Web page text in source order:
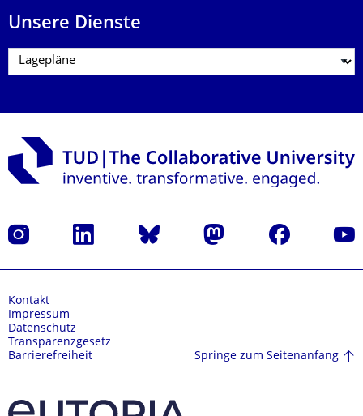
Unsere Dienste
Instagram LinkedIn Bluesky Mastodon Facebook
Kontakt
Impressum
Datenschutz
Transparenzgesetz
Barrierefreiheit
Springe zum Seitenanfang